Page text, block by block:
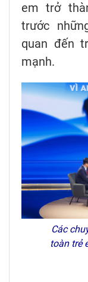
em trở
trước
quan đến
mạnh.
Các
toàn trẻ